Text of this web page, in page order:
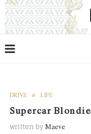
DRIVE LIFE
Supercar Blondie
written byMaeve